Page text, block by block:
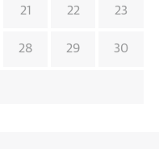
21 22 23
28 29 30